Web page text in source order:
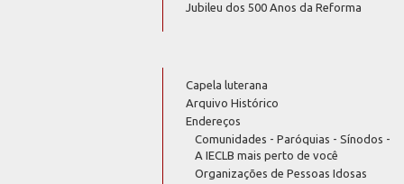
Jubileu dos 500 Anos da Reforma
Capela luterana
Arquivo Histórico
Endereços
Comunidades - Paróquias - Sínodos -
A IECLB mais perto de você
Organizações de Pessoas Idosas